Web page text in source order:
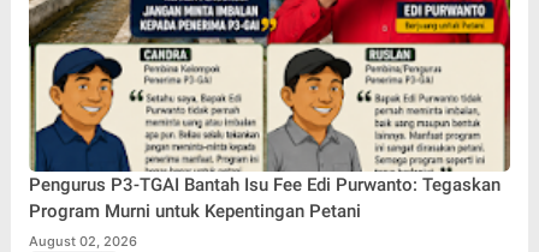
Pengurus P3-TGAI Bantah Isu Fee Edi Purwanto: Tegaskan
Program Murni untuk Kepentingan Petani
August 02, 2026